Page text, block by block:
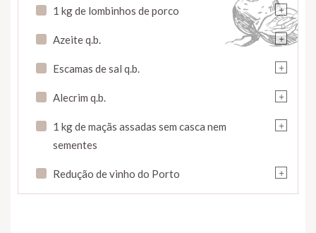
+
1 kg de lombinhos de porco
+
Azeite q.b.
+
Escamas de sal q.b.
+
Alecrim q.b.
+
1 kg de maçãs assadas sem casca nem
sementes
+
Redução de vinho do Porto